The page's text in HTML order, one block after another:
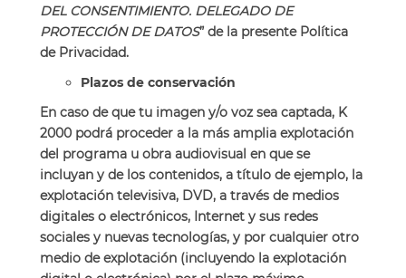
DEL CONSENTIMIENTO. DELEGADO DE
PROTECCIÓN DE DATOS” de la presente Política
de Privacidad.
Plazos de conservación
En caso de que tu imagen y/o voz sea captada, K
2000 podrá proceder a la más amplia explotación
del programa u obra audiovisual en que se
incluyan y de los contenidos, a título de ejemplo, la
explotación televisiva, DVD, a través de medios
digitales o electrónicos, Internet y sus redes
sociales y nuevas tecnologías, y por cualquier otro
medio de explotación (incluyendo la explotación